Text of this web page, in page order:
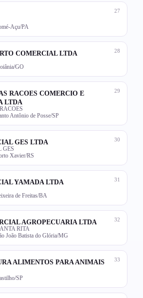
27
Açu/PA
28
COMERCIAL LTDA
GO
29
RACOES COMERCIO E
LTDA
Antônio de Posse/SP
30
GES LTDA
GES
Xavier/RS
31
YAMADA LTDA
de Freitas/BA
32
AGROPECUARIA LTDA
RITA
João Batista do Glória/MG
33
ALIMENTOS PARA ANIMAIS
SP